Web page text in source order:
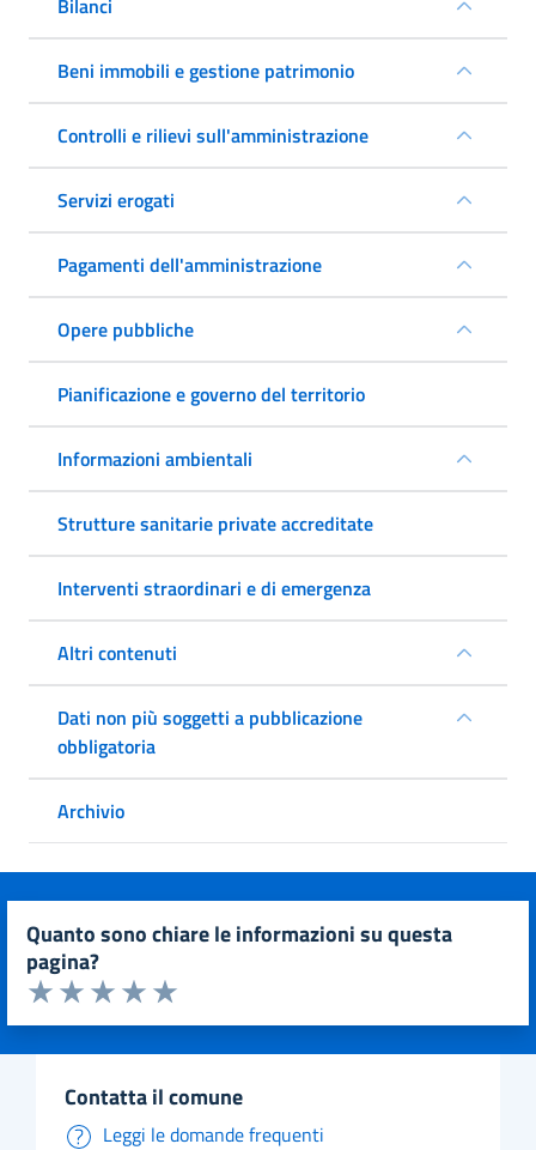
Bilanci
Beni immobili e gestione patrimonio
Controlli e rilievi sull'amministrazione
Servizi erogati
Pagamenti dell'amministrazione
Opere pubbliche
Pianificazione e governo del territorio
Informazioni ambientali
Strutture sanitarie private accreditate
Interventi straordinari e di emergenza
Altri contenuti
Dati non più soggetti a pubblicazione
obbligatoria
Archivio
quanto sono chiare le informazioni su questa
pagina?
Valuta da 1 a 5 stelle la pagina
Valuta 5 stelle su 5
Valuta 4 stelle su 5
Valuta 3 stelle su 5
Valuta 2 stelle su 5
Valuta 1 stelle su 5
contatta il comune
Leggi le domande frequenti